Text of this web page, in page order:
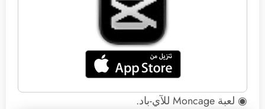
◉ لعبة Moncage للآي-باد.